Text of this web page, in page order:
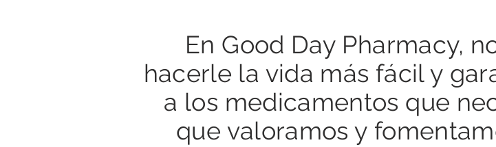
En Good Day Pharmacy,
hacerle la vida más fácil y
a los medicamentos que
que valoramos y